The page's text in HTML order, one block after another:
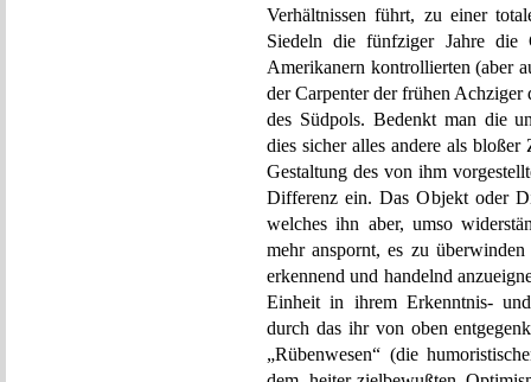
Verhältnissen führt, zu einer
Siedeln die fünfziger Jahre die
Amerikanern kontrollierten (aber
der Carpenter der frühen Achziger
des Südpols. Bedenkt man die
dies sicher alles andere als
Gestaltung des von ihm
Differenz ein. Das Objekt oder
welches ihn aber, umso
mehr anspornt, es zu
erkennend und handelnd
Einheit in ihrem Erkenntnis-
durch das ihr von oben
„Rübenwesen“ (die